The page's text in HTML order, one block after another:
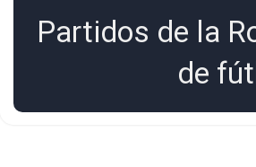
Partidos de la
de